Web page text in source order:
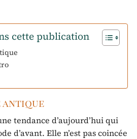
cette publication
antique
tendance d’aujourd’hui qui
d’avant. Elle n’est pas coincée